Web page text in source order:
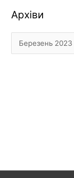
Архіви
Архіви